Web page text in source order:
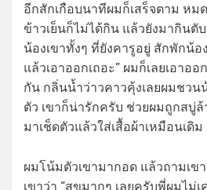
อีกสักเกือบนาทีผมก็เสร็จตาม หม
ข้าวเย็นก็ไม่ได้กิน แล้วยังมากินตั
น้องเขาทั้งๆ ที่ยังคารูอยู่ สักพักน้อ
แล้วเอาออกเถอะ” ผมก็เลยเอาอ
กัน กลิ่นน้ำว่าวคาวคุ้งเลยผมชวน
ตัว เขาก็น่ารักครับ ช่วยผมถูกสบู่ล้
มาเช็ดตัวแล้วใส่เสื้อผ้าเหมือนเดิ
ผมโน้มตัวเขามากอด แล้วถามเข
เขาว่า “สุขมากๆ เลยครับพี่ผมไม่